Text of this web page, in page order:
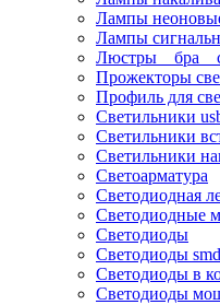
Лампы
Лампы
Люстры _ бра _
Прожекторы
Профиль для
Светильники
Светильники
Светильники
Светоарматура
Светодиодная
Светодиодные
Светодиоды
Светодиоды smd
Светодиоды в
Светодиоды